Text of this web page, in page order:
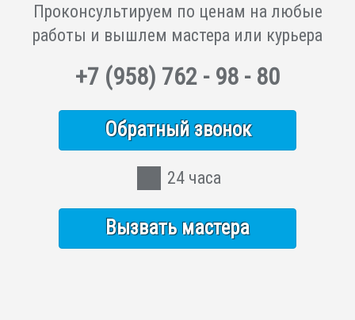
Проконсультируем по ценам на любые
работы и вышлем мастера или курьера
+7 (958) 762 - 98 - 80
Обратный звонок
24 часа
Вызвать мастера